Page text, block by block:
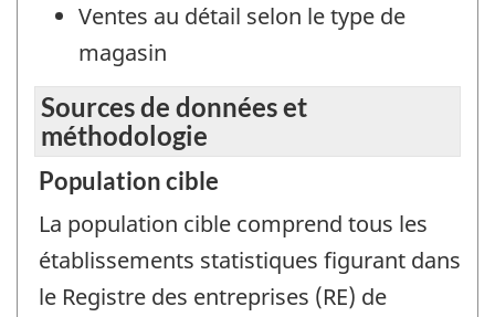
Ventes au détail selon le type de
magasin
Sources de données et
méthodologie
Population cible
La population cible comprend tous les
établissements statistiques figurant dans
le Registre des entreprises (RE) de